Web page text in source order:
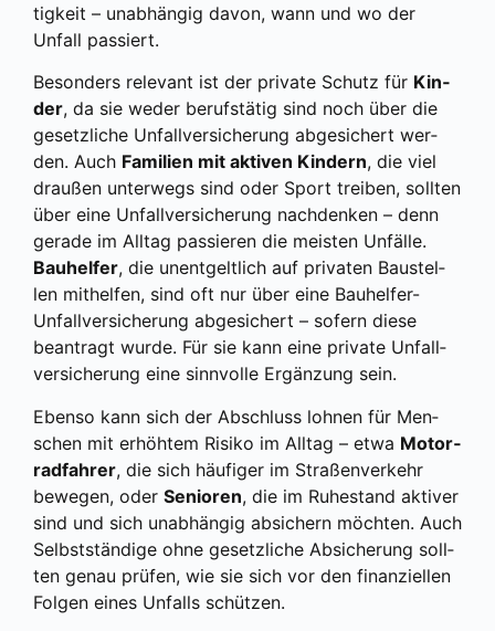
tig­keit – unab­hän­gig davon, wann und wo der
Unfall pas­siert.
Beson­ders rele­vant ist der pri­va­te Schutz für Kin­
der, da sie weder berufs­tä­tig sind noch über die
gesetz­li­che Unfall­ver­si­che­rung abge­si­chert wer­
den. Auch Fami­li­en mit akti­ven Kin­dern, die viel
drau­ßen unter­wegs sind oder Sport trei­ben, soll­ten
über eine Unfall­ver­si­che­rung nach­den­ken – denn
gera­de im All­tag pas­sie­ren die meis­ten Unfäl­le.
Bau­hel­fer, die unent­gelt­lich auf pri­va­ten Bau­stel­
len mit­hel­fen, sind oft nur über eine Bau­hel­fer-
Unfall­ver­si­che­rung abge­si­chert – sofern die­se
bean­tragt wur­de. Für sie kann eine pri­va­te Unfall­
ver­si­che­rung eine sinn­vol­le Ergän­zung sein.
Eben­so kann sich der Abschluss loh­nen für Men­
schen mit erhöh­tem Risi­ko im All­tag – etwa Motor­
rad­fah­rer, die sich häu­fi­ger im Stra­ßen­ver­kehr
bewe­gen, oder Senio­ren, die im Ruhe­stand akti­ver
sind und sich unab­hän­gig absi­chern möch­ten. Auch
Selbst­stän­di­ge ohne gesetz­li­che Absi­che­rung soll­
ten genau prü­fen, wie sie sich vor den finan­zi­el­len
Fol­gen eines Unfalls schüt­zen.